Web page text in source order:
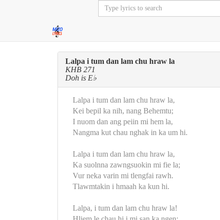
Lalpa i tum dan lam chu hraw la
KHB 271
Doh is E♭
Lalpa i tum dan lam chu hraw la,
Kei bepil ka nih, nang Behemtu;
I nuom dan ang peiin mi hem la,
Nangma kut chau nghak in ka um hi.
Lalpa i tum dan lam chu hraw la,
Ka suolnna zawngsuokin mi fie la;
Vur neka varin mi tlengfai rawh.
Tlawmtakin i hmaah ka kun hi.
Lalpa, i tum dan lam chu hraw la!